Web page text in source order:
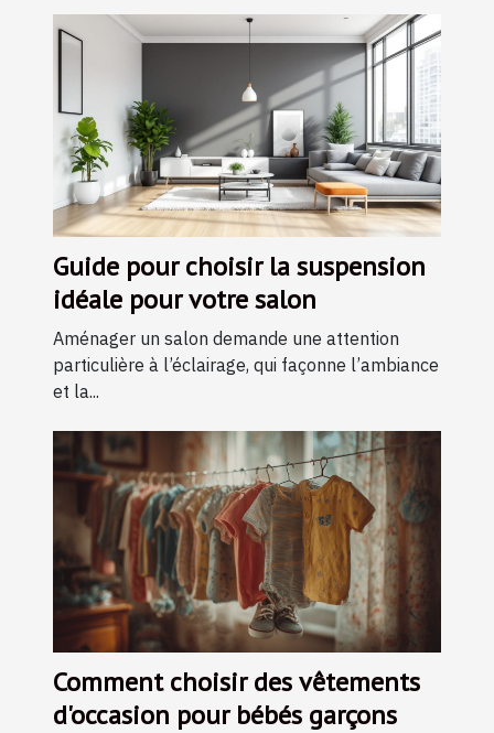
Guide pour choisir la suspension
idéale pour votre salon
Aménager un salon demande une attention
particulière à l’éclairage, qui façonne l’ambiance
et la...
Comment choisir des vêtements
d'occasion pour bébés garçons